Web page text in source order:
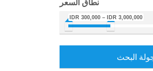
نطاق السعر
IDR 300,000 – IDR 3,000,000
البحث